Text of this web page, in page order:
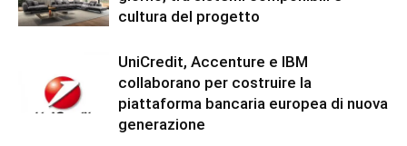
cultura del progetto
UniCredit, Accenture e IBM
collaborano per costruire la
piattaforma bancaria europea di nuova
generazione